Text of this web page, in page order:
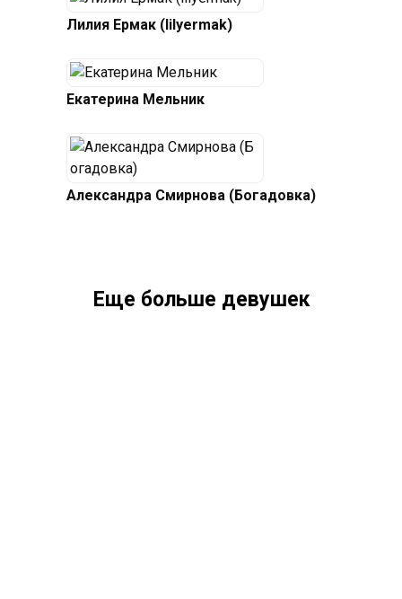
Лилия Ермак (lilyermak)
Екатерина Мельник
Александра Смирнова (Богадовка)
Еще больше девушек